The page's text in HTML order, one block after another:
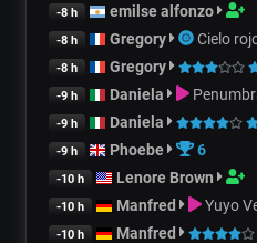
-8 h emilse alfonzo
-8 h Gregory Cielo
-8 h Gregory
-9 h Daniela
-9 h Daniela
-9 h Phoebe 6
-10 h Lenore Brown
-10 h Manfred Yuyo
-10 h Manfred